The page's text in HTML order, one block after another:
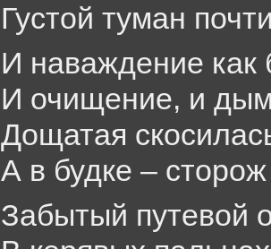
Густой туман
И наваждение как
И очищение, и
Дощатая
А в будке –
Забытый путевой